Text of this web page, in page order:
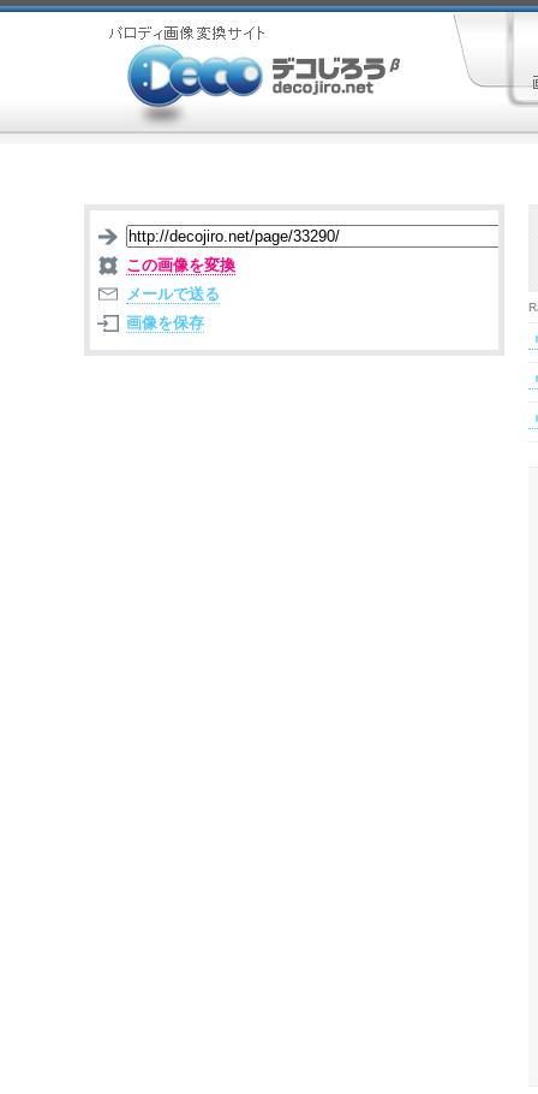
この画像を変換
メールで送る
画像を保存